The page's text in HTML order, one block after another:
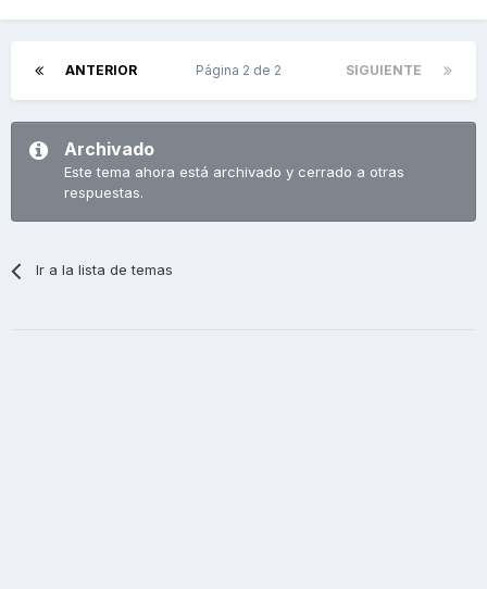
ANTERIOR SIGUIENTE
Página 2 de 2
Archivado
Este tema ahora está archivado y cerrado a otras
respuestas.
Ir a la lista de temas